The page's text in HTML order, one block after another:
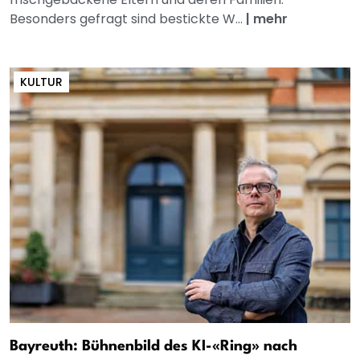
Besonders gefragt sind bestickte W... | mehr
KULTUR
Bayreuth: Bühnenbild des KI-«Ring» nach